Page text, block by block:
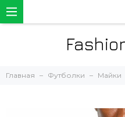
Главная Футболки Майки